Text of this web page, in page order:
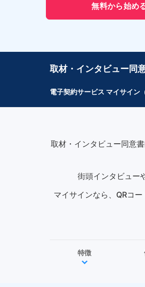
無料から始め
取材・インタビュー同
電子契約サービス マイサイン
取材・インタビュー同意
街頭インタビュー
マイサインなら、QRコ
特徴